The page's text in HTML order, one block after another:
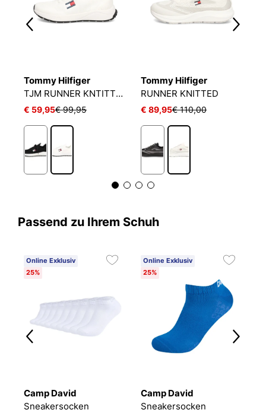
Tommy Hilfiger
TJM RUNNER KNTITTED
€ 59,95€ 99,95
Tommy Hilfiger
RUNNER KNITTED
€ 89,95€ 110,00
Passend zu Ihrem Schuh
Online Exklusiv
25%
Camp David
Sneakersocken
Online Exklusiv
25%
Camp David
Sneakersocken